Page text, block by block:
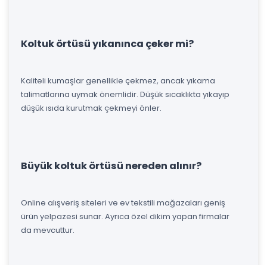
Koltuk örtüsü yıkanınca çeker mi?
Kaliteli kumaşlar genellikle çekmez, ancak yıkama
talimatlarına uymak önemlidir. Düşük sıcaklıkta yıkayıp
düşük ısıda kurutmak çekmeyi önler.
Büyük koltuk örtüsü nereden alınır?
Online alışveriş siteleri ve ev tekstili mağazaları geniş
ürün yelpazesi sunar. Ayrıca özel dikim yapan firmalar
da mevcuttur.